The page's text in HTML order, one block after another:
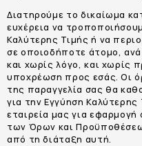
Διατηρούμε το δικαίωμα
ευχέρεια να
Καλύτερης Τιμής ή να
σε οποιοδήποτε άτομο,
και χωρίς λόγο, και χωρίς
υποχρέωση προς εσάς. Οι
της παραγγελία σας θα
για την Εγγύηση
εταιρεία μας για
των Όρων και
από τη διάταξη αυτή.